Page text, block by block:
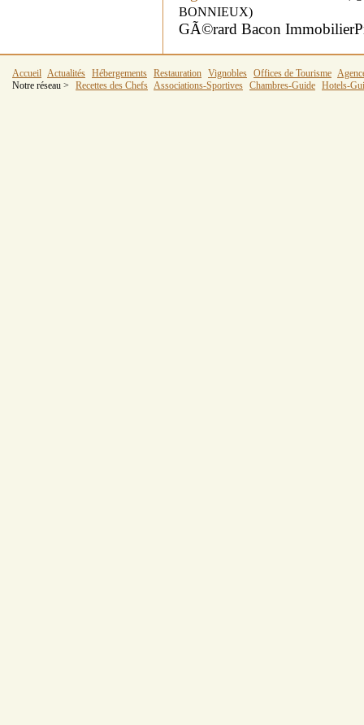
BONNIEUX)
GÃ©rard Bacon
Accueil Actualités Hébergements Restauration Vignobles Offices de Tourisme
Notre réseau >
Recettes des Chefs Associations-Sportives Chambres-Guide Hotels-